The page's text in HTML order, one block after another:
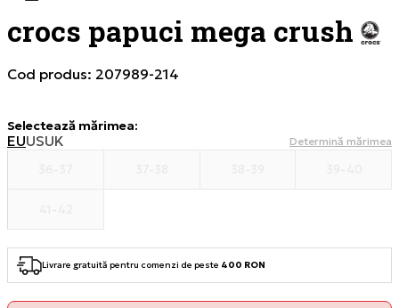
crocs papuci mega crush
Cod produs: 207989-214
Selectează mărimea:
EUUSUK Determină mărimea
Livrare gratuită pentru comenzi de peste 400 RON